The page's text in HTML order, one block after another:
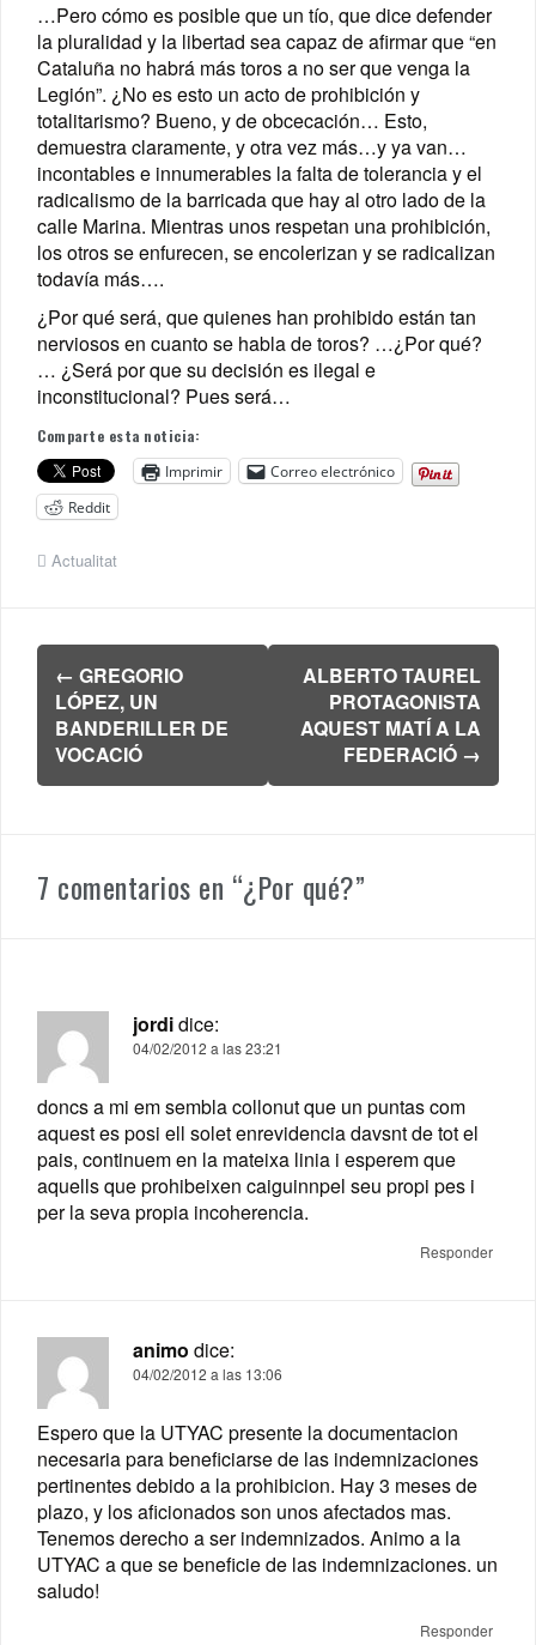
…Pero cómo es posible que un tío, que dice defender
la pluralidad y la libertad sea capaz de afirmar que “en
Cataluña no habrá más toros a no ser que venga la
Legión”. ¿No es esto un acto de prohibición y
totalitarismo? Bueno, y de obcecación… Esto,
demuestra claramente, y otra vez más…y ya van…
incontables e innumerables la falta de tolerancia y el
radicalismo de la barricada que hay al otro lado de la
calle Marina. Mientras unos respetan una prohibición,
los otros se enfurecen, se encolerizan y se radicalizan
todavía más….
¿Por qué será, que quienes han prohibido están tan
nerviosos en cuanto se habla de toros? …¿Por qué?
… ¿Será por que su decisión es ilegal e
inconstitucional? Pues será…
Comparte esta noticia:
Imprimir
Correo electrónico
Reddit
Actualitat
Navegación
de
entradas
← GREGORIO
LÓPEZ, UN
BANDERILLER DE
VOCACIÓ
ALBERTO TAUREL
PROTAGONISTA
AQUEST MATÍ A LA
FEDERACIÓ →
7 comentarios en “¿Por qué?”
jordidice:
04/02/2012 a las 23:21
doncs a mi em sembla collonut que un puntas com
aquest es posi ell solet enrevidencia davsnt de tot el
pais, continuem en la mateixa linia i esperem que
aquells que prohibeixen caiguinnpel seu propi pes i
per la seva propia incoherencia.
Responder
animo dice:
04/02/2012 a las 13:06
Espero que la UTYAC presente la documentacion
necesaria para beneficiarse de las indemnizaciones
pertinentes debido a la prohibicion. Hay 3 meses de
plazo, y los aficionados son unos afectados mas.
Tenemos derecho a ser indemnizados. Animo a la
UTYAC a que se beneficie de las indemnizaciones. un
saludo!
Responder